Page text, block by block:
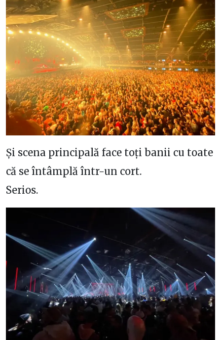
Și scena principală face toți banii cu toate
că se întâmplă într-un cort.
Serios.